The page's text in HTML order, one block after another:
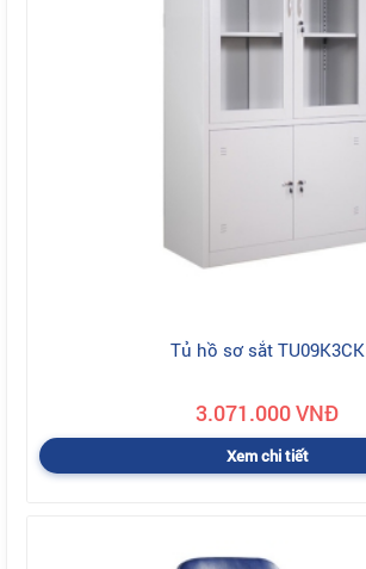
Tủ hồ sơ sắt TU09K3CK
3.071.000 VNĐ
Xem chi tiết